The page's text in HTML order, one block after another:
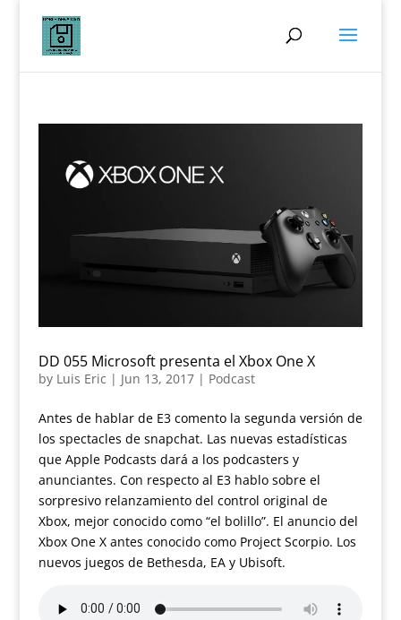
DD 055 Microsoft presenta el Xbox One X
by Luis Eric | Jun 13, 2017| Podcast
Antes de hablar de E3 comento la segunda versión de
los spectacles de snapchat. Las nuevas estadísticas
que Apple Podcasts dará a los podcasters y
anunciantes. Con respecto al E3 hablo sobre el
sorpresivo relanzamiento del control original de
Xbox, mejor conocido como “el bolillo”. El anuncio del
Xbox One X antes conocido como Project Scorpio. Los
nuevos juegos de Bethesda, EA y Ubisoft.